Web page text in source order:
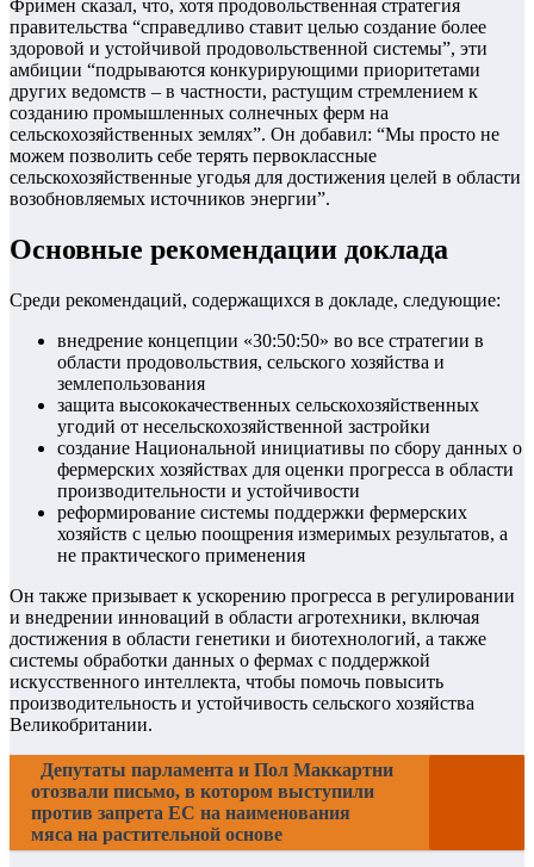
Фримен сказал, что, хотя продовольственная стратегия
правительства “справедливо ставит целью создание более
здоровой и устойчивой продовольственной системы”, эти
амбиции “подрываются конкурирующими приоритетами
других ведомств – в частности, растущим стремлением к
созданию промышленных солнечных ферм на
сельскохозяйственных землях”. Он добавил: “Мы просто не
можем позволить себе терять первоклассные
сельскохозяйственные угодья для достижения целей в области
возобновляемых источников энергии”.
Основные рекомендации доклада
Среди рекомендаций, содержащихся в докладе, следующие:
внедрение концепции «30:50:50» во все стратегии в
области продовольствия, сельского хозяйства и
землепользования
защита высококачественных сельскохозяйственных
угодий от несельскохозяйственной застройки
создание Национальной инициативы по сбору данных о
фермерских хозяйствах для оценки прогресса в области
производительности и устойчивости
реформирование системы поддержки фермерских
хозяйств с целью поощрения измеримых результатов, а
не практического применения
Он также призывает к ускорению прогресса в регулировании
и внедрении инноваций в области агротехники, включая
достижения в области генетики и биотехнологий, а также
системы обработки данных о фермах с поддержкой
искусственного интеллекта, чтобы помочь повысить
производительность и устойчивость сельского хозяйства
Великобритании.
Депутаты парламента и Пол Маккартни
отозвали письмо, в котором выступили
против запрета ЕС на наименования
мяса на растительной основе